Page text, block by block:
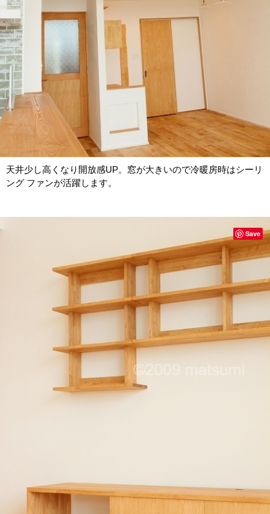
天井少し高くなり開放感UP。窓が大きいので冷暖房時はシーリ
ング ファンが活躍します。
Save